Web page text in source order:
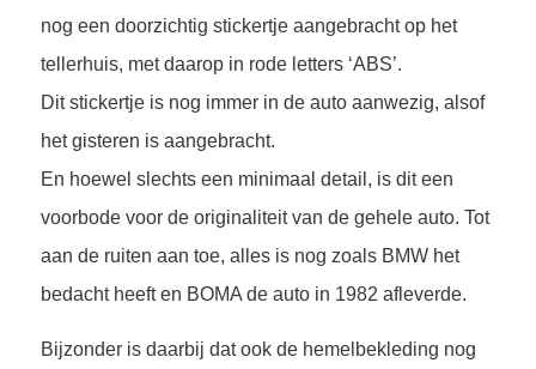
nog een doorzichtig stickertje aangebracht op het
tellerhuis, met daarop in rode letters ‘ABS’.
Dit stickertje is nog immer in de auto aanwezig, alsof
het gisteren is aangebracht.
En hoewel slechts een minimaal detail, is dit een
voorbode voor de originaliteit van de gehele auto. Tot
aan de ruiten aan toe, alles is nog zoals BMW het
bedacht heeft en BOMA de auto in 1982 afleverde.
Bijzonder is daarbij dat ook de hemelbekleding nog